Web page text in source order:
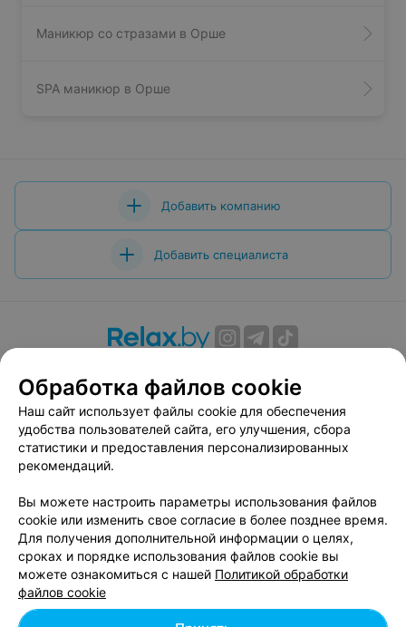
Маникюр со стразами в Орше
SPA маникюр в Орше
Добавить компанию
Добавить специалиста
Вакансии
Публичный договор
Способы оплаты
Публичный договор по использованию сервиса
«Афиша»
Пользовательское соглашение
Связаться по вопросам сотрудничества
Написать руководителю relax.by
Персональные настройки cookie
Обработка персональных данных
Обработка файлов cookie
Наш сайт использует файлы cookie для обеспечения
удобства пользователей сайта, его улучшения, сбора
статистики и предоставления персонализированных
рекомендаций.
Вы можете настроить параметры использования файлов
cookie или изменить свое согласие в более позднее время.
Для получения дополнительной информации о целях,
сроках и порядке использования файлов cookie вы
можете ознакомиться с нашей Политикой обработки
файлов cookie